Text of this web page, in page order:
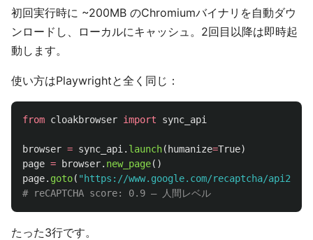
初回実行時に ~200MB のChromiumバイナリを自動ダウ
ンロードし、ローカルにキャッシュ。2回目以降は即時起
動します。
使い方はPlaywrightと全く同じ：
from cloakbrowser import sync_api
browser = sync_api . launch( humanize=True)
page = browser. new_page()
page. goto( " https://www.google.com/recaptcha/api2/
たった3行です。